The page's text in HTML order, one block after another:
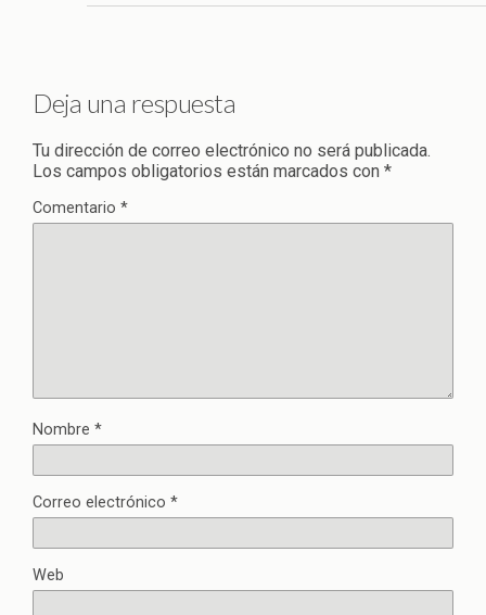
Deja una respuesta
Tu dirección de correo electrónico no será publicada.
Los campos obligatorios están marcados con *
Comentario *
Nombre *
Correo electrónico *
Web